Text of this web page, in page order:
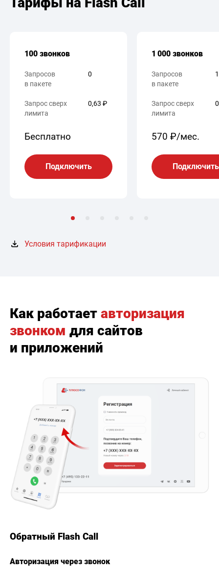
100 звонков
Запросов
в пакете
0
Запрос сверх
лимита
0,63 ₽
Бесплатно
Подключить
1 000 звонков
Запросов
в пакете
Запрос сверх
лимита
570 ₽/мес.
Подключить
Условия тарификации
Как работает авторизация
звонком для сайтов
и приложений
Обратный Flash Call
Авторизация через звонок